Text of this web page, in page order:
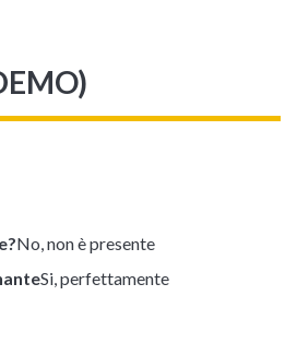
No, non è presente
Si, perfettamente